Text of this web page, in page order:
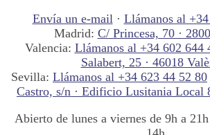
Envía un e-mail· Llámanos al
Madrid: C/ Princesa, 70 ·
Valencia: Llámanos al +34 602 644
Salabert, 25 · 46018
Sevilla: Llámanos al +34 623 44 52 80
Castro, s/n · Edificio Lusitania Local
Abierto de lunes a viernes de 9h a